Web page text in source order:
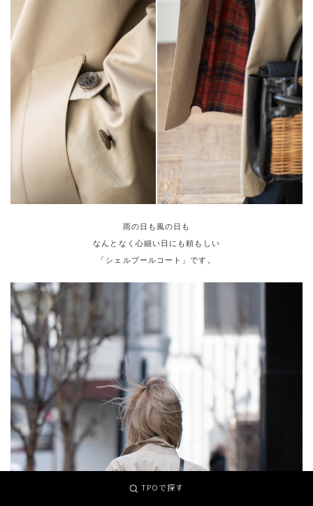
雨の日も風の日も
なんとなく心細い日にも頼もしい
「シェルブールコート」です。
TPOで探す